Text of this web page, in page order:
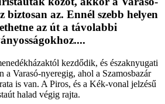
biztosan az. Ennél szebb helyen
az út a távolabbi
kezdődik, és északnyugati
a Varasó-nyeregig, ahol a Szamosbazár
is van. A Piros, és a Kék-vonal jelzésű
halad végig rajta.